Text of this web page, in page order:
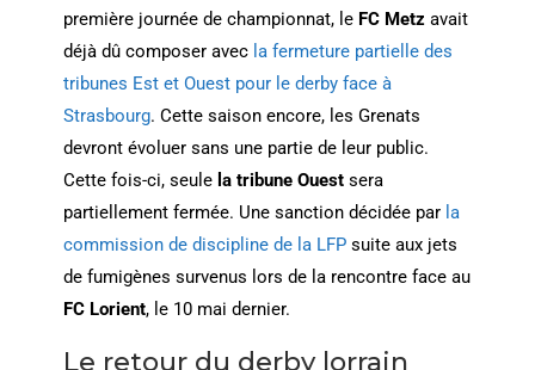
première journée de championnat, le FC Metzavait
déjà dû composer avec la fermeture partielle des
tribunes Est et Ouest pour le derby face à
Strasbourg. Cette saison encore, les Grenats
devront évoluer sans une partie de leur public.
Cette fois-ci, seule la tribune Ouestsera
partiellement fermée. Une sanction décidée par la
commission de discipline de la LFPsuite aux jets
de fumigènes survenus lors de la rencontre face au
FC Lorient, le 10 mai dernier.
Le retour du derby lorrain